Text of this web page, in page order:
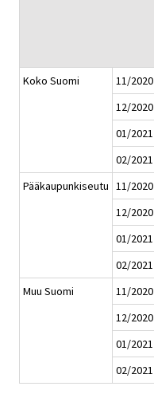
Koko Suomi 11/2020
12/2020
01/2021
02/2021
Pääkaupunkiseutu 11/2020
12/2020
01/2021
02/2021
Muu Suomi
11/2020
12/2020
01/2021
02/2021